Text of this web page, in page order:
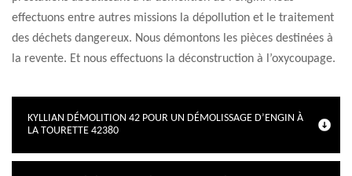
effectuons entre autres missions la dépollution et le traitement
des déchets dangereux. Nous démontons les pièces destinées à
la revente. Et nous effectuons la déconstruction à l’oxycoupage.
KYLLIAN DÉMOLITION 42 POUR UN DÉMOLISSAGE D’ENGIN À
LA TOURETTE 42380